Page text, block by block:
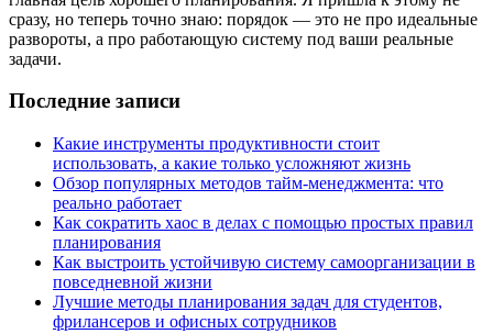
сразу, но теперь точно знаю: порядок — это не про идеальные
развороты, а про работающую систему под ваши реальные
задачи.
Последние записи
Какие инструменты продуктивности стоит
использовать, а какие только усложняют жизнь
Обзор популярных методов тайм-менеджмента: что
реально работает
Как сократить хаос в делах с помощью простых правил
планирования
Как выстроить устойчивую систему самоорганизации в
повседневной жизни
Лучшие методы планирования задач для студентов,
фрилансеров и офисных сотрудников